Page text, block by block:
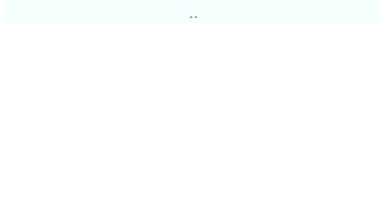
..